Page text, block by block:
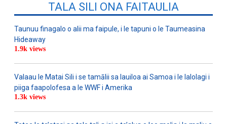
TALA SILI ONA FAITAULIA
Taunuu finagalo o alii ma faipule, i le tapuni o le Taumeasina
Hideaway
1.9k views
Valaau le Matai Sili i se tamālii sa lauiloa ai Samoa i le lalolagi i
piiga faapolofesa a le WWF i Amerika
1.3k views